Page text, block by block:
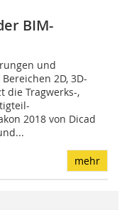
BIM-
und
2D, 3D-
die Tragwerks-,
2018 von Dicad
mehr